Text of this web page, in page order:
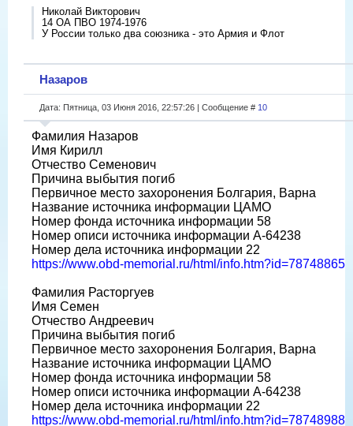
Николай Викторович
14 ОА ПВО 1974-1976
У России только два союзника - это Армия и Флот
Назаров
Дата: Пятница, 03 Июня 2016, 22:57:26 | Сообщение # 10
Фамилия Назаров
Имя Кирилл
Отчество Семенович
Причина выбытия погиб
Первичное место захоронения Болгария, Варна
Название источника информации ЦАМО
Номер фонда источника информации 58
Номер описи источника информации A-64238
Номер дела источника информации 22
https://www.obd-memorial.ru/html/info.htm?id=78748865
Фамилия Расторгуев
Имя Семен
Отчество Андреевич
Причина выбытия погиб
Первичное место захоронения Болгария, Варна
Название источника информации ЦАМО
Номер фонда источника информации 58
Номер описи источника информации A-64238
Номер дела источника информации 22
https://www.obd-memorial.ru/html/info.htm?id=78748988